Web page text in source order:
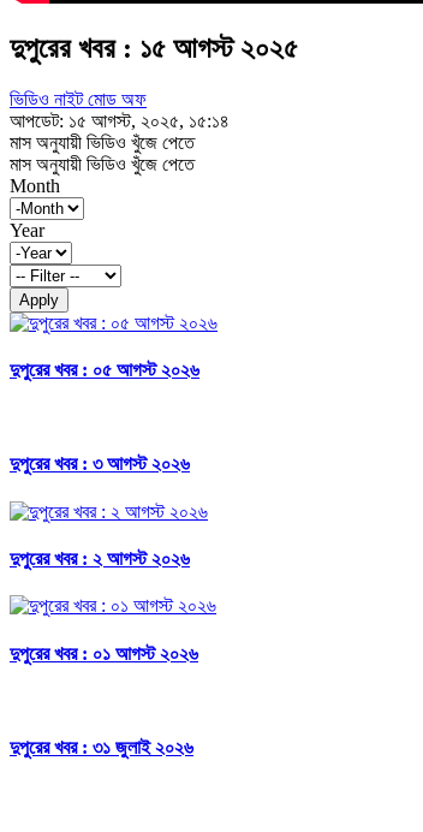
দুপুরের খবর : ১৫ আগস্ট ২০২৫
ভিডিও নাইট মোড অফ
আপডেট: ১৫ আগস্ট, ২০২৫, ১৫:১৪
মাস অনুযায়ী ভিডিও খুঁজে পেতে
মাস অনুযায়ী ভিডিও খুঁজে পেতে
Month
Year
Apply
দুপুরের খবর : ০৫ আগস্ট ২০২৬
দুপুরের খবর : ৩ আগস্ট ২০২৬
দুপুরের খবর : ২ আগস্ট ২০২৬
দুপুরের খবর : ০১ আগস্ট ২০২৬
দুপুরের খবর : ৩১ জুলাই ২০২৬